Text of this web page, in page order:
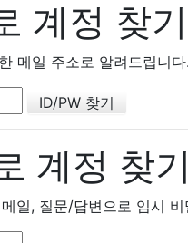
계정 찾기
메일 주소로 알려드립니
계정 찾기
일, 질문/답변으로 임시